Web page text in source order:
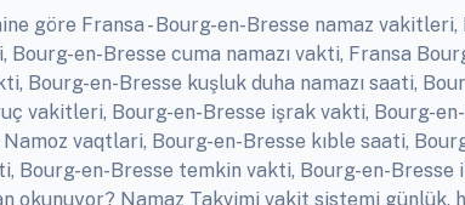
göre Fransa - Bourg-en-Bresse namaz
en-Bresse cuma namazı vakti, Fransa
Bourg-en-Bresse kuşluk duha namazı saati,
vakitleri, Bourg-en-Bresse işrak vakti, Bourg-en-
vaqtlari, Bourg-en-Bresse kıble saati,
Bourg-en-Bresse temkin vakti, Bourg-en-
okunuyor? Namaz Takvimi vakit sistemi günlük,